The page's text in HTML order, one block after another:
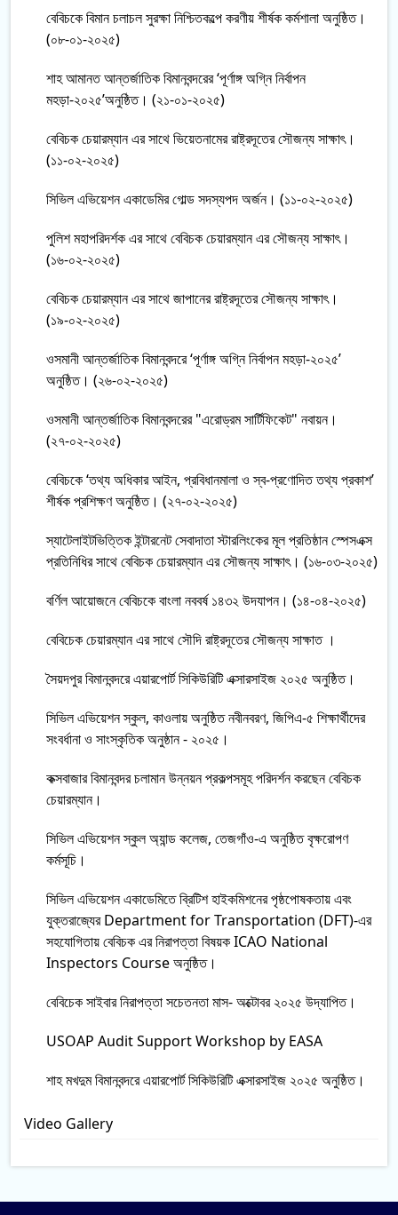
বেবিচকে বিমান চলাচল সুরক্ষা নিশ্চিতকল্পে করণীয় শীর্ষক কর্মশালা অনুষ্ঠিত।
(০৮-০১-২০২৫)
শাহ আমানত আন্তর্জাতিক বিমানবন্দরের ‘পূর্ণাঙ্গ অগ্নি নির্বাপন
মহড়া-২০২৫’অনুষ্ঠিত। (২১-০১-২০২৫)
বেবিচক চেয়ারম্যান এর সাথে ভিয়েতনামের রাষ্ট্রদূতের সৌজন্য সাক্ষাৎ।
(১১-০২-২০২৫)
সিভিল এভিয়েশন একাডেমির গোল্ড সদস্যপদ অর্জন। (১১-০২-২০২৫)
পুলিশ মহাপরিদর্শক এর সাথে বেবিচক চেয়ারম্যান এর সৌজন্য সাক্ষাৎ।
(১৬-০২-২০২৫)
বেবিচক চেয়ারম্যান এর সাথে জাপানের রাষ্ট্রদূতের সৌজন্য সাক্ষাৎ।
(১৯-০২-২০২৫)
ওসমানী আন্তর্জাতিক বিমানবন্দরে ‘পূর্ণাঙ্গ অগ্নি নির্বাপন মহড়া-২০২৫’
অনুষ্ঠিত। (২৬-০২-২০২৫)
ওসমানী আন্তর্জাতিক বিমানবন্দরের "এরোড্রম সার্টিফিকেট" নবায়ন।
(২৭-০২-২০২৫)
বেবিচকে ‘তথ্য অধিকার আইন, প্রবিধানমালা ও স্ব-প্রণোদিত তথ্য প্রকাশ’
শীর্ষক প্রশিক্ষণ অনুষ্ঠিত। (২৭-০২-২০২৫)
স্যাটেলাইটভিত্তিক ইন্টারনেট সেবাদাতা স্টারলিংকের মূল প্রতিষ্ঠান স্পেসএক্স
প্রতিনিধির সাথে বেবিচক চেয়ারম্যান এর সৌজন্য সাক্ষাৎ। (১৬-০৩-২০২৫)
বর্ণিল আয়োজনে বেবিচকে বাংলা নববর্ষ ১৪৩২ উদযাপন। (১৪-০৪-২০২৫)
বেবিচেক চেয়ারম্যান এর সাথে সৌদি রাষ্ট্রদূতের সৌজন্য সাক্ষাত ।
সৈয়দপুর বিমানবন্দরে এয়ারপোর্ট সিকিউরিটি এক্সারসাইজ ২০২৫ অনুষ্ঠিত।
সিভিল এভিয়েশন স্কুল, কাওলায় অনুষ্ঠিত নবীনবরণ, জিপিএ-৫ শিক্ষার্থীদের
সংবর্ধানা ও সাংস্কৃতিক অনুষ্ঠান - ২০২৫।
কক্সবাজার বিমানবন্দর চলামান উন্নয়ন প্রকল্পসমূহ পরিদর্শন করছেন বেবিচক
চেয়ারম্যান।
সিভিল এভিয়েশন স্কুল অ্যান্ড কলেজ, তেজগাঁও-এ অনুষ্ঠিত বৃক্ষরোপণ
কর্মসূচি।
সিভিল এভিয়েশন একাডেমিতে ব্রিটিশ হাইকমিশনের পৃষ্ঠপোষকতায় এবং
যুক্তরাজ্যের Department for Transportation (DFT)-এর
সহযোগিতায় বেবিচক এর নিরাপত্তা বিষয়ক ICAO National
Inspectors Course অনুষ্ঠিত।
বেবিচেক সাইবার নিরাপত্তা সচেতনতা মাস- অক্টোবর ২০২৫ উদ্‌যাপিত।
USOAP Audit Support Workshop by EASA
শাহ মখদুম বিমানবন্দরে এয়ারপোর্ট সিকিউরিটি এক্সারসাইজ ২০২৫ অনুষ্ঠিত।
Video Gallery